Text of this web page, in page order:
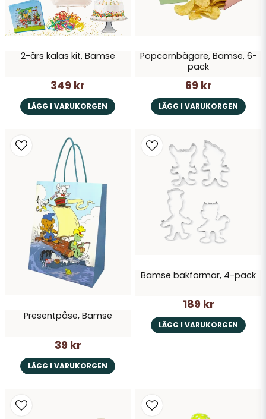
Skicka fråga
2-års kalas kit, Bamse
349 kr
LÄGG I VARUKORGEN
Popcornbägare, Bamse, 6-
pack
69 kr
LÄGG I VARUKORGEN
Presentpåse, Bamse
39 kr
LÄGG I VARUKORGEN
Bamse bakformar, 4-pack
189 kr
LÄGG I VARUKORGEN